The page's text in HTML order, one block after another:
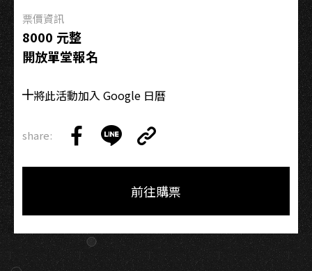
班
票價資訊
8000 元整
開放單堂報名
將此活動加入 Google 日曆
share:
on
on
Link
Copy
前往購票